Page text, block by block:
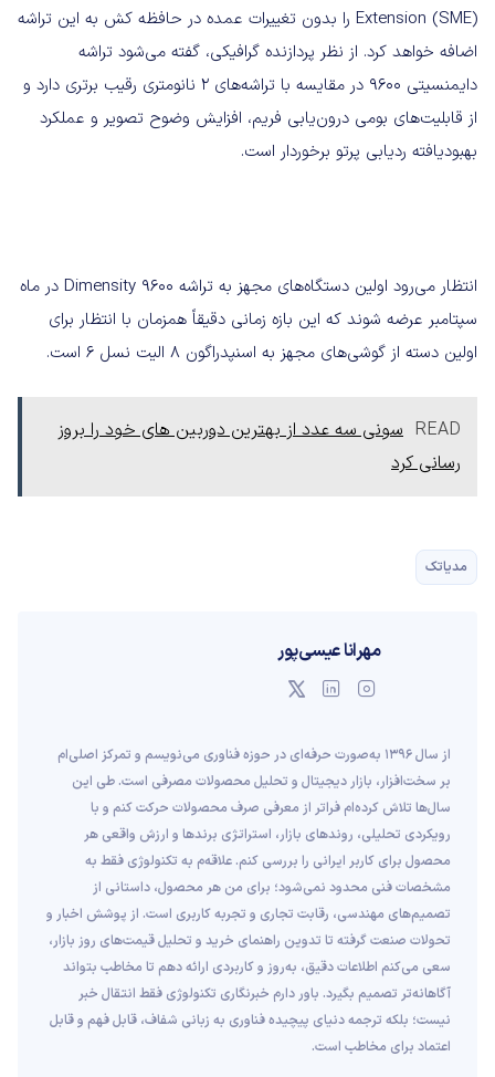
Extension (SME) را بدون تغییرات عمده در حافظه کش به این تراشه
اضافه خواهد کرد. از نظر پردازنده گرافیکی، گفته می‌شود تراشه
دایمنسیتی 9600 در مقایسه با تراشه‌های ۲ نانومتری رقیب برتری دارد و
از قابلیت‌های بومی درون‌یابی فریم، افزایش وضوح تصویر و عملکرد
بهبودیافته ردیابی پرتو برخوردار است.
انتظار می‌رود اولین دستگاه‌های مجهز به تراشه Dimensity 9600 در ماه
سپتامبر عرضه شوند که این بازه زمانی دقیقاً همزمان با انتظار برای
اولین دسته از گوشی‌های مجهز به اسنپدراگون ۸ الیت نسل ۶ است.
READ سونی سه عدد از بهترین دوربین های خود را بروز
رسانی کرد
مدیاتک
مهرانا عیسی‌پور
از سال ۱۳۹۶ به‌صورت حرفه‌ای در حوزه فناوری می‌نویسم و تمرکز اصلی‌ام
بر سخت‌افزار، بازار دیجیتال و تحلیل محصولات مصرفی است. طی این
سال‌ها تلاش کرده‌ام فراتر از معرفی صرف محصولات حرکت کنم و با
رویکردی تحلیلی، روندهای بازار، استراتژی برندها و ارزش واقعی هر
محصول برای کاربر ایرانی را بررسی کنم. علاقه‌م به تکنولوژی فقط به
مشخصات فنی محدود نمی‌شود؛ برای من هر محصول، داستانی از
تصمیم‌های مهندسی، رقابت تجاری و تجربه کاربری است. از پوشش اخبار و
تحولات صنعت گرفته تا تدوین راهنمای خرید و تحلیل قیمت‌های روز بازار،
سعی می‌کنم اطلاعات دقیق، به‌روز و کاربردی ارائه دهم تا مخاطب بتواند
آگاهانه‌تر تصمیم بگیرد. باور دارم خبرنگاری تکنولوژی فقط انتقال خبر
نیست؛ بلکه ترجمه دنیای پیچیده فناوری به زبانی شفاف، قابل فهم و قابل
اعتماد برای مخاطب است.